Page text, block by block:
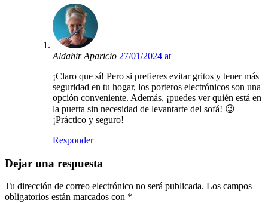
Aldahir Aparicio 27/01/2024 at
¡Claro que sí! Pero si prefieres evitar gritos y tener más
seguridad en tu hogar, los porteros electrónicos son una
opción conveniente. Además, ¡puedes ver quién está en
la puerta sin necesidad de levantarte del sofá! 😉
¡Práctico y seguro!
Responder
Dejar una respuesta
Tu dirección de correo electrónico no será publicada. Los campos
obligatorios están marcados con *